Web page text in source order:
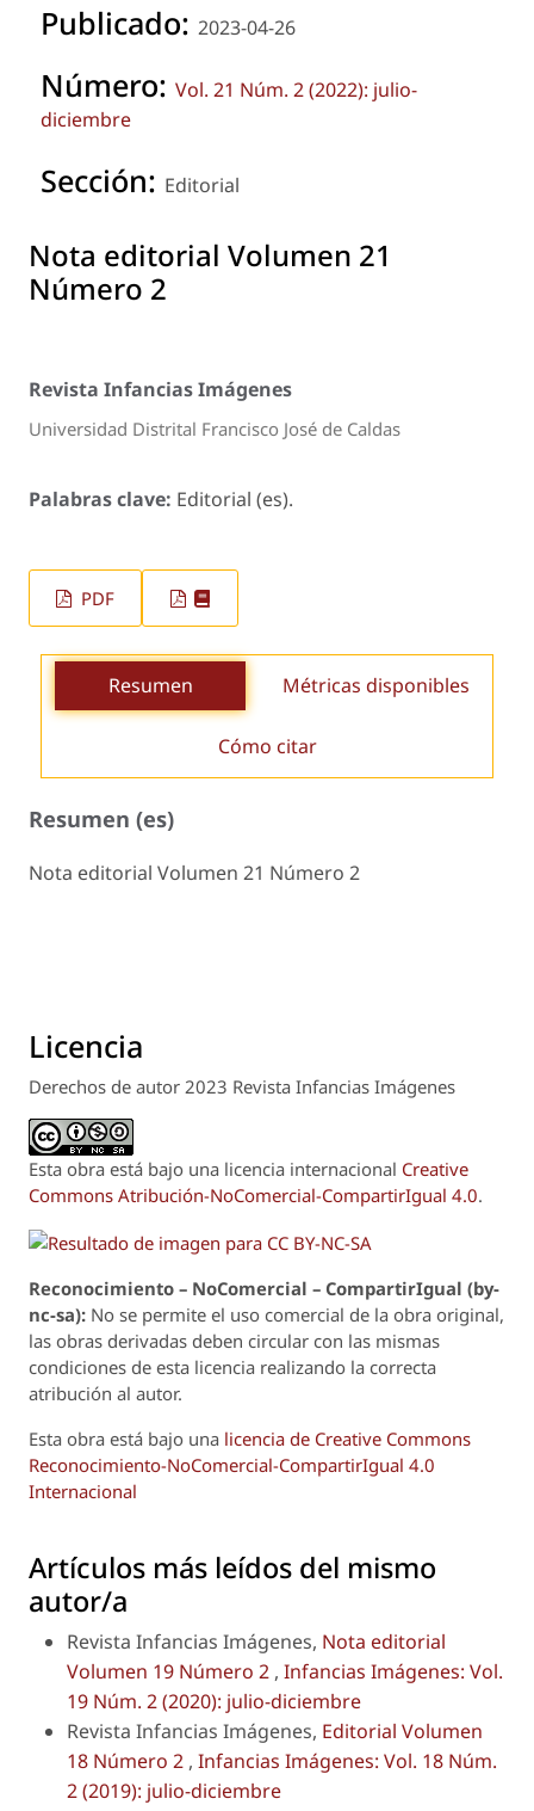
Publicado: 2023-04-26
Número: Vol. 21 Núm. 2 (2022): julio-
diciembre
Sección: Editorial
Nota editorial Volumen 21
Número 2
Revista Infancias Imágenes
Universidad Distrital Francisco José de Caldas
Palabras clave: Editorial (es).
PDF
Resumen Métricas disponibles
Cómo citar
Resumen (es)
Nota editorial Volumen 21 Número 2
Licencia
Derechos de autor 2023 Revista Infancias Imágenes
Esta obra está bajo una licencia internacional Creative
Commons Atribución-NoComercial-CompartirIgual 4.0.
Reconocimiento – NoComercial – CompartirIgual (by-
nc-sa): No se permite el uso comercial de la obra original,
las obras derivadas deben circular con las mismas
condiciones de esta licencia realizando la correcta
atribución al autor.
Esta obra está bajo una licencia de Creative Commons
Reconocimiento-NoComercial-CompartirIgual 4.0
Internacional
Artículos más leídos del mismo
autor/a
Revista Infancias Imágenes, Nota editorial
Volumen 19 Número 2 , Infancias Imágenes: Vol.
19 Núm. 2 (2020): julio-diciembre
Revista Infancias Imágenes, Editorial Volumen
18 Número 2 , Infancias Imágenes: Vol. 18 Núm.
2 (2019): julio-diciembre